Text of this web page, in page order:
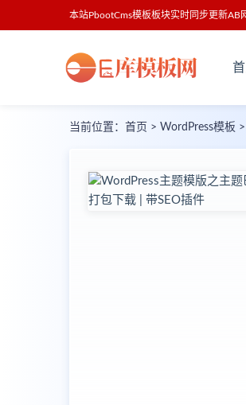
本站PbootCms模板板块实时同步更新AB
当前位置： 首页 > WordPress模板 >